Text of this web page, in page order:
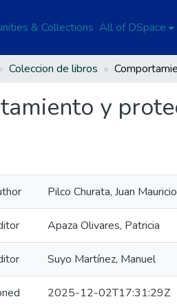
& Collections All of DSpace
Coleccion de libros
y
Pilco Churata, Juan Mauricio
Apaza Olivares, Patricia
Suyo Martínez, Manuel
2025-12-02T17:31:29Z